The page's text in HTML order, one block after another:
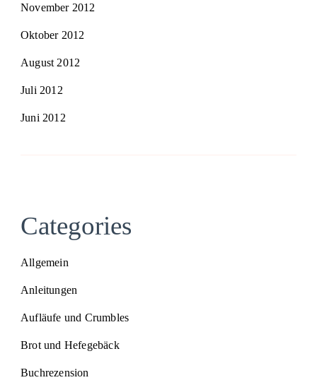
November 2012
Oktober 2012
August 2012
Juli 2012
Juni 2012
Categories
Allgemein
Anleitungen
Aufläufe und Crumbles
Brot und Hefegebäck
Buchrezension